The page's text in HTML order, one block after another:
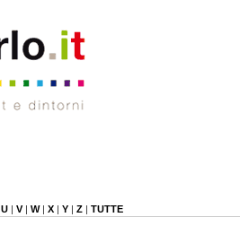
U| V| W| X| Y| Z| TUTTE